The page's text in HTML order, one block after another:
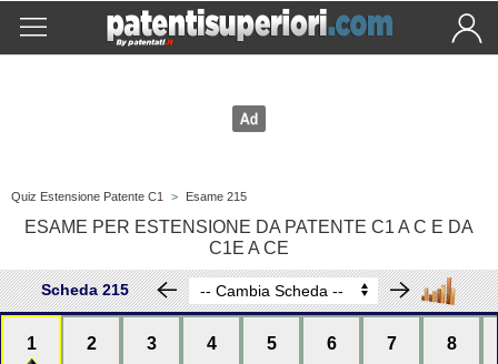
Quiz Estensione Patente C1 > Esame 215
ESAME PER ESTENSIONE DA PATENTE C1 A C E DA
C1E A CE
Scheda 215
1 2 3 4 5 6 7 8